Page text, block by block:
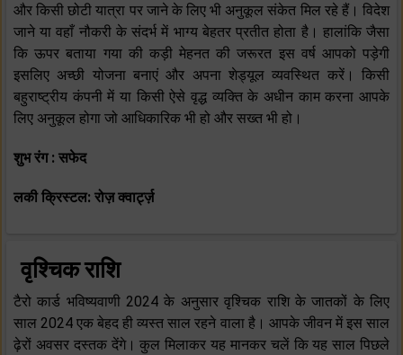
और किसी छोटी यात्रा पर जाने के लिए भी अनुकूल संकेत मिल रहे हैं। विदेश
जाने या वहाँ नौकरी के संदर्भ में भाग्य बेहतर प्रतीत होता है। हालांकि जैसा
कि ऊपर बताया गया की कड़ी मेहनत की जरूरत इस वर्ष आपको पड़ेगी
इसलिए अच्छी योजना बनाएं और अपना शेड्यूल व्यवस्थित करें। किसी
बहुराष्ट्रीय कंपनी में या किसी ऐसे वृद्ध व्यक्ति के अधीन काम करना आपके
लिए अनुकूल होगा जो आधिकारिक भी हो और सख्त भी हो।
शुभ रंग : सफेद
लकी क्रिस्टल: रोज़ क्वार्ट्ज़
वृश्चिक राशि
टैरो कार्ड भविष्यवाणी 2024 के अनुसार वृश्चिक राशि के जातकों के लिए
साल 2024 एक बेहद ही व्यस्त साल रहने वाला है। आपके जीवन में इस साल
ढ़ेरों अवसर दस्तक देंगे। कुल मिलाकर यह मानकर चलें कि यह साल पिछले